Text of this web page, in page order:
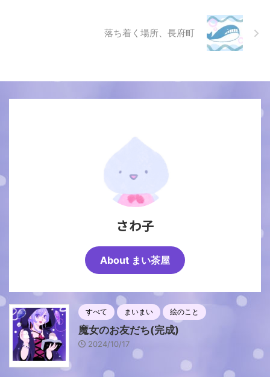
落ち着く場所、長府町
さわ子
About まい茶屋
すべて まいまい 絵のこと
魔女のお友だち(完成)
2024/10/17